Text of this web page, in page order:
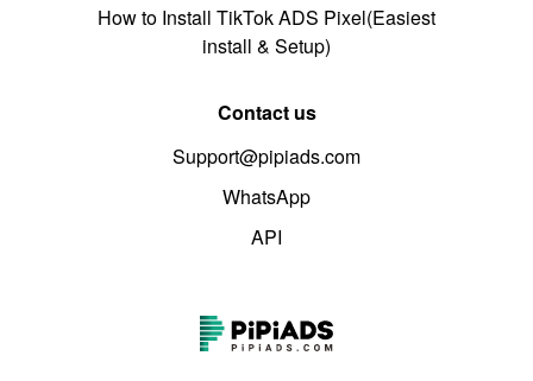
How to Install TikTok ADS Pixel(Easiest
install & Setup)
Contact us
Support@pipiads.com
WhatsApp
API